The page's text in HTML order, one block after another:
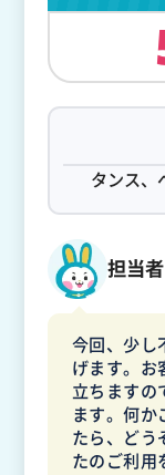
タンス、
担当
今回、少し
げます。お
立ちますの
ます。何
たら、どう
たのご利用